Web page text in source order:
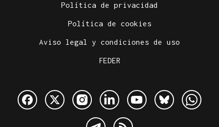
Política de privacidad
Política de cookies
Aviso legal y condiciones de uso
FEDER